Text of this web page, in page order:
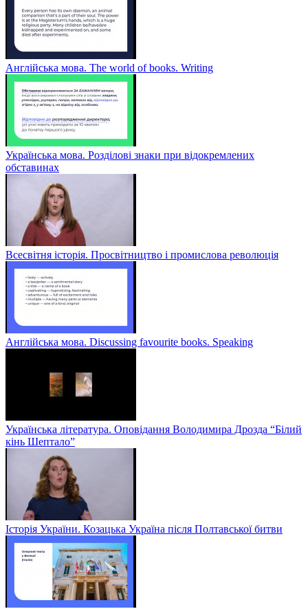
Англійська мова. The world of books. Writing
Українська мова. Розділові знаки при відокремлених
обставинах
Всесвітня історія. Просвітництво і промислова революція
Англійська мова. Discussing favourite books. Speaking
Українська література. Оповідання Володимира Дрозда “Білий
кінь Шептало”
Історія України. Козацька Україна після Полтавської битви